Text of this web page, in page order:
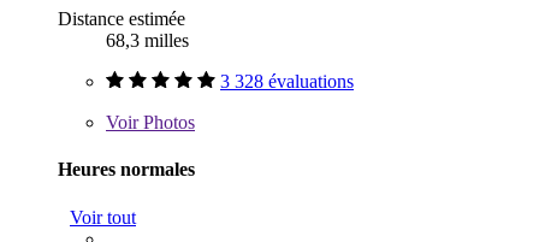
Distance estimée
68,3 milles
3 328 évaluations
VoirPhotos
Heures normales
Voir tout